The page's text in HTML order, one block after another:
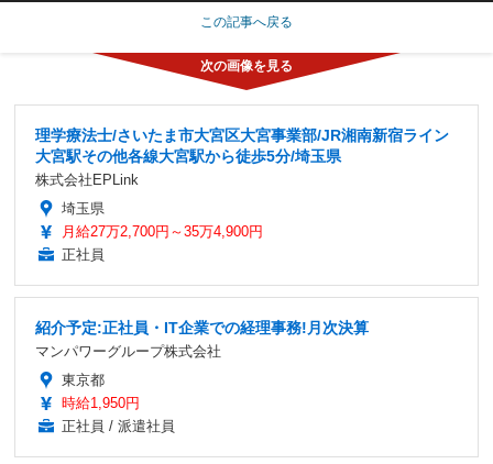
この記事へ戻る
理学療法士/さいたま市大宮区大宮事業部/JR湘南新宿ライン
大宮駅その他各線大宮駅から徒歩5分/埼玉県
株式会社EPLink
埼玉県
月給27万2,700円～35万4,900円
正社員
紹介予定:正社員・IT企業での経理事務!月次決算
マンパワーグループ株式会社
東京都
時給1,950円
正社員 / 派遣社員